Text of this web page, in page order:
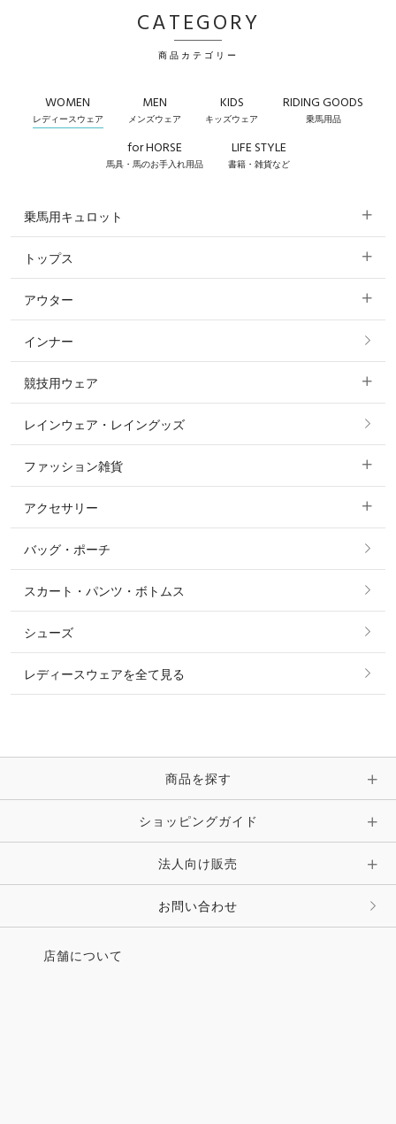
CATEGORY
商品カテゴリー
WOMEN
レディースウェア
MEN
メンズウェア
KIDS
キッズウェア
RIDING GOODS
乗馬用品
for HORSE
馬具・馬のお手入れ用品
LIFE STYLE
書籍・雑貨など
乗馬用キュロット
すべてのキュロット
フルグリップ・尻革 キュロット
ニーグリップ・膝革 キュロット
トップス
すべてのトップス
ポロシャツ
カットソー・Tシャツ・タンクトップ
ニット・セーター
シャツ・ブラウス・ワンピース
アウター
すべてのアウター
コート
ジャケット・ブルゾン
インナー
競技用ウェア
すべての競技用ウェア
ショージャケット
ショーシャツ
レインウェア・レイングッズ
ファッション雑貨
すべてのファッション雑貨
ソックス
ベルト
時計・財布・キーケース・革小物
キーホルダー・チャーム・ストラップ
その他 ファッション雑貨
アクセサリー
すべてのアクセサリー
リング
ピアス・イヤリング
ピン・ブローチ・コサージュ
その他 アクセサリー
バッグ・ポーチ
スカート・パンツ・ボトムス
シューズ
レディースウェアを全て見る
商品を探す
ショッピングガイド
法人向け販売
お問い合わせ
店舗について